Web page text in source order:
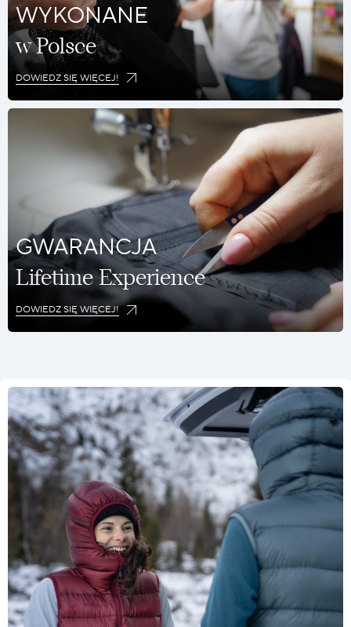
WYKONANE
w Polsce
DOWIEDZ SIĘ WIĘCEJ!
GWARANCJA
Lifetime Experience
DOWIEDZ SIĘ WIĘCEJ!